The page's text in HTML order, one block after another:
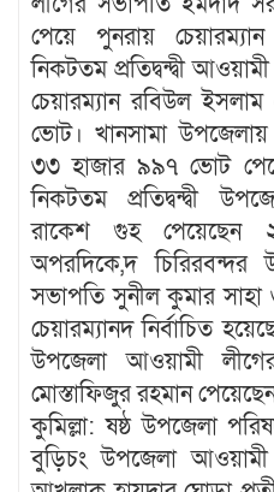
পেয়ে পুনরায়
নিকটতম প্রতিদ্বন্দ্বী
চেয়ারম্যান রবিউল
ভোট। খানসামা উপজেলায়
৩৩ হাজার ৯৯৭ ভোট
নিকটতম প্রতিদ্বন্দ্বী
রাকেশ গুহ পেয়েছেন
অপরদিকে,দ
সভাপতি সুনীল কুমার
চেয়ারম্যানদ নির্বাচিত
উপজেলা আওয়ামী
মোস্তাফিজুর রহমান
কুমিল্লা: ষষ্ঠ উপজেলা
বুড়িচং উপজেলা